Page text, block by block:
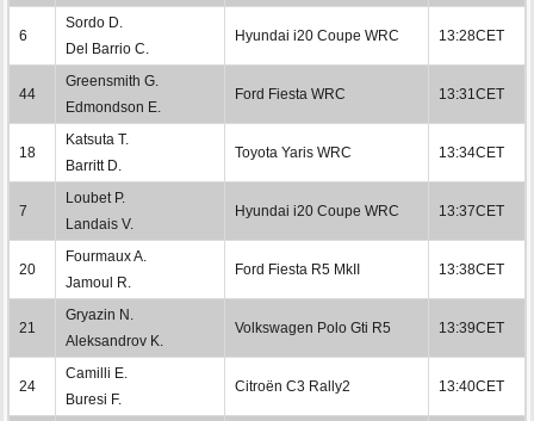
6
Sordo D.
Del Barrio C.
Hyundai i20 Coupe WRC 13:28CET
44
Greensmith G.
Edmondson E.
Ford Fiesta WRC 13:31CET
18
Katsuta T.
Barritt D.
Toyota Yaris WRC 13:34CET
7
Loubet P.
Landais V.
Hyundai i20 Coupe WRC 13:37CET
20
Fourmaux A.
Jamoul R.
Ford Fiesta R5 MkII 13:38CET
21
Gryazin N.
Aleksandrov K.
Volkswagen Polo Gti R5 13:39CET
24
Camilli E.
Buresi F.
Citroën C3 Rally2 13:40CET